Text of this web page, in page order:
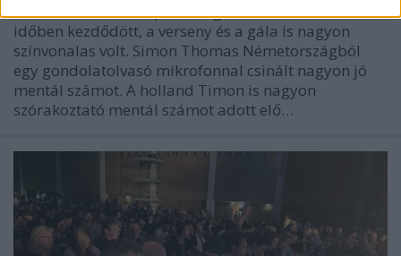
A szervezők összekapták magukat. Kedden minden
időben kezdődött, a verseny és a gála is nagyon
színvonalas volt. Simon Thomas Németországból
egy gondolatolvasó mikrofonnal csinált nagyon jó
mentál számot. A holland Timon is nagyon
szórakoztató mentál számot adott elő…